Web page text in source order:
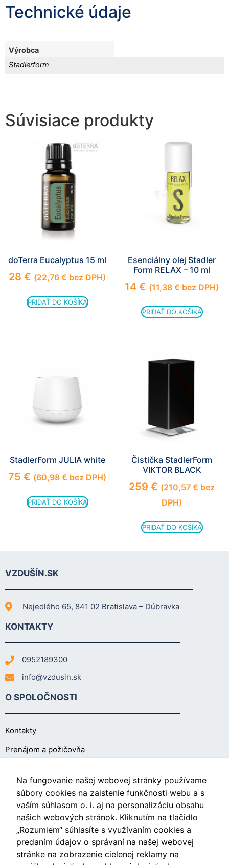
Technické údaje
Výrobca
Stadlerform
Súvisiace produkty
doTerra Eucalyptus 15 ml
28 € (22,76 € bez DPH)
PRIDAŤ DO KOŠÍKA
Esenciálny olej Stadler
Form RELAX – 10 ml
14 € (11,38 € bez DPH)
PRIDAŤ DO KOŠÍKA
StadlerForm JULIA white
75 € (60,98 € bez DPH)
PRIDAŤ DO KOŠÍKA
Čistička StadlerForm
VIKTOR BLACK
259 € (210,57 € bez
DPH)
PRIDAŤ DO KOŠÍKA
VZDUŠÍN.SK
Nejedlého 65, 841 02 Bratislava – Dúbravka
KONTAKTY
0952189300
info@vzdusin.sk
O SPOLOČNOSTI
Kontakty
Prenájom a požičovňa
O NÁKUPE
Obchodné podmienky
Ochrana osobných údajov
Nastavenia cookies
Na fungovanie našej webovej stránky používame
súbory cookies na zaistenie funkčnosti webu a s
vaším súhlasom o. i. aj na personalizáciu obsahu
našich webových stránok. Kliknutím na tlačidlo
„Rozumiem“ súhlasíte s využívaním cookies a
predaním údajov o správaní na našej webovej
stránke na zobrazenie cielenej reklamy na